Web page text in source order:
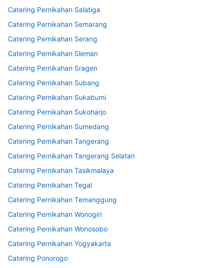
Catering Pernikahan Salatiga
Catering Pernikahan Semarang
Catering Pernikahan Serang
Catering Pernikahan Sleman
Catering Pernikahan Sragen
Catering Pernikahan Subang
Catering Pernikahan Sukabumi
Catering Pernikahan Sukoharjo
Catering Pernikahan Sumedang
Catering Pernikahan Tangerang
Catering Pernikahan Tangerang Selatan
Catering Pernikahan Tasikmalaya
Catering Pernikahan Tegal
Catering Pernikahan Temanggung
Catering Pernikahan Wonogiri
Catering Pernikahan Wonosobo
Catering Pernikahan Yogyakarta
Catering Ponorogo